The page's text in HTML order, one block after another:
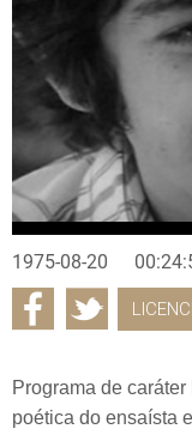
1975-08-20
Programa de
poética do ensaísta